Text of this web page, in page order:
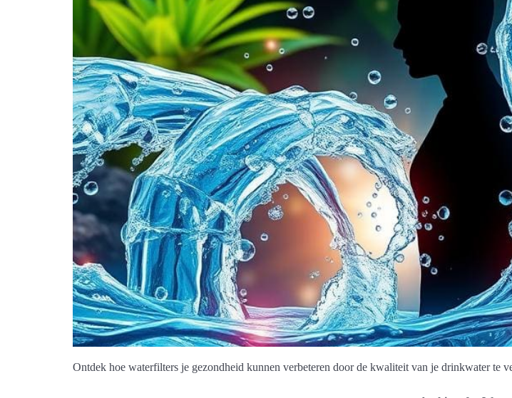
Ontdek hoe waterfilters je gezondheid kunnen verbeteren door de kwaliteit van je drinkwater te